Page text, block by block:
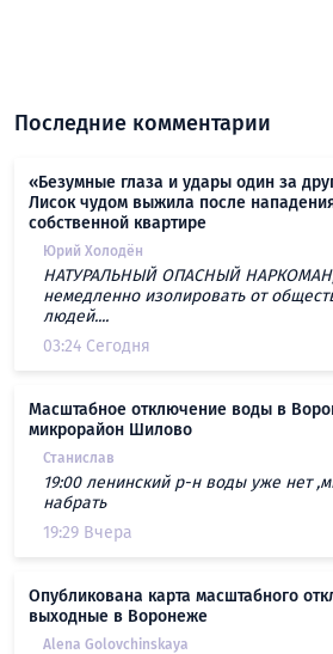
Последние комментарии
«Безумные глаза и удары один за
Лисок чудом выжила после
собственной квартире
Юрий Холодён
НАТУРАЛЬНЫЙ ОПАСНЫЙ НАРКОМАН,
немедленно изолировать от
людей....
03:24 Сегодня
Масштабное отключение воды в
микрорайон Шилово
Станислав
19:00 ленинский р-н воды уже нет
набрать
19:29 Вчера
Опубликована карта масштабного
выходные в Воронеже
Alena Golovchinskaya